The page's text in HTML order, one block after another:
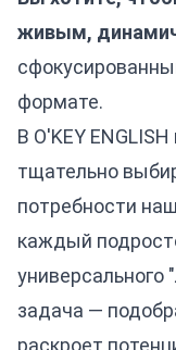
живым,
формате.
В O'KEY
тщательно
потребности
каждый
универсального
задача —
раскроет